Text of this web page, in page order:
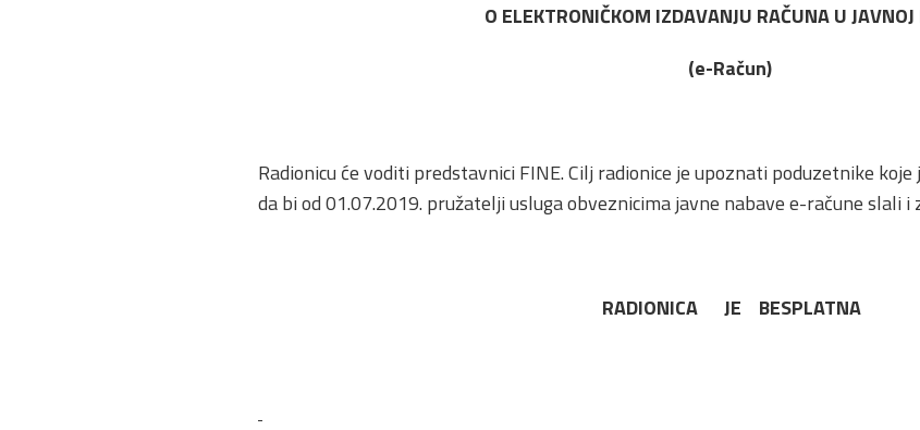
O ELEKTRONIČKOM IZDAVANJU RAČUNA U
(e-Račun)
Radionicu će voditi predstavnici FINE. Cilj radionice je upoznati poduzetnike
da bi od 01.07.2019. pružatelji usluga obveznicima javne nabave e-račune slali
RADIONICA JE BESPLATNA